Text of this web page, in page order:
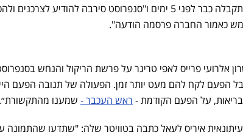
התקבלה כבר לפני 5 ימים ו"סנפרוסט סירבה להודיע
כאמור החברה פרסמה הודעה".
אלרועי פרייס לאפי טריגר על פרשת הריקול והנחש
הפעם לקח להם מעט יותר זמן. הפעולה של תנובה הפעם
על הפעם הקודמת - ראש העכבר - שמענו מהתקשורת״.
איריס לעאל כתבה בטוויטר שלה: "שתדעו